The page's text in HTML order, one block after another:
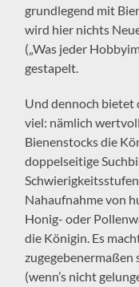
grundlegend mit
wird hier nichts
(„Was jeder
gestapelt.
Und dennoch bietet
viel: nämlich
Bienenstocks die
doppelseitige
Nahaufnahme von
Honig- oder
die Königin. Es
zugegebenermaßen
(wenn’s nicht